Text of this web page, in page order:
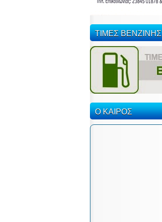
ΤΙΜΕΣ ΒΕΝΖΙΝΗΣ
Ο ΚΑΙΡΟΣ